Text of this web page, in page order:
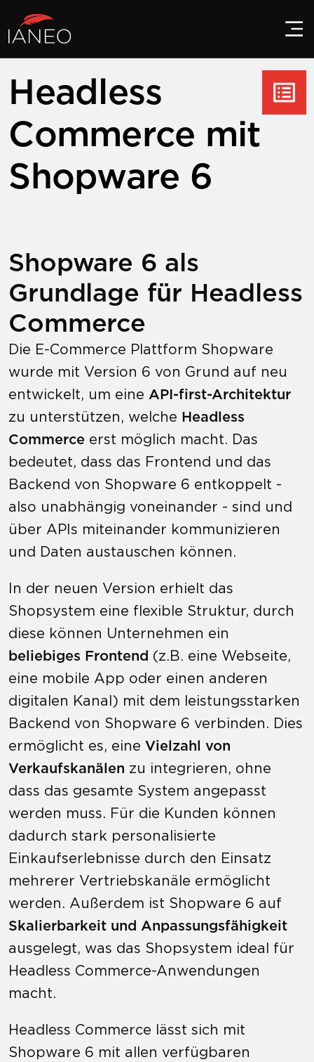
Headless
Commerce mit
Shopware 6
Shopware 6 als
Grundlage für Headless
Commerce
Die E-Commerce Plattform Shopware
wurde mit Version 6 von Grund auf neu
entwickelt, um eineAPI-first-Architektur
zu unterstützen, welche Headless
Commerce erst möglich macht. Das
bedeutet, dass das Frontend und das
Backend von Shopware 6 entkoppelt -
also unabhängig voneinander - sind und
über APIs miteinander kommunizieren
und Daten austauschen können.
In der neuen Version erhielt das
Shopsystem eine flexible Struktur, durch
diese können Unternehmen ein
beliebiges Frontend (z.B. eine Webseite,
eine mobile App oder einen anderen
digitalen Kanal) mit dem leistungsstarken
Backend von Shopware 6 verbinden. Dies
ermöglicht es, eineVielzahl von
Verkaufskanälen zu integrieren, ohne
dass das gesamte System angepasst
werden muss. Für die Kunden können
dadurch stark personalisierte
Einkaufserlebnisse durch den Einsatz
mehrerer Vertriebskanäle ermöglicht
werden. Außerdem ist Shopware 6 auf
Skalierbarkeit und Anpassungsfähigkeit
ausgelegt, was das Shopsystem ideal für
Headless Commerce-Anwendungen
macht.
Headless Commerce lässt sich mit
Shopware 6 mit allen verfügbaren